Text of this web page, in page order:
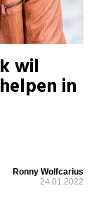
wil
in
Ronny Wolfcarius
24.01.2022